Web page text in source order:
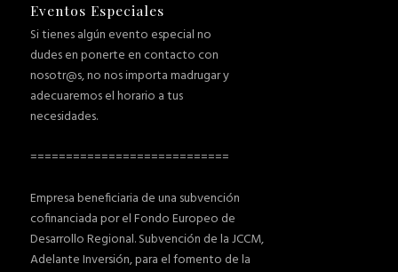
Eventos Especiales
Si tienes algún evento especial no
dudes en ponerte en contacto con
nosotr@s, no nos importa madrugar y
adecuaremos el horario a tus
necesidades.
============================
Empresa beneficiaria de una subvención
cofinanciada por el Fondo Europeo de
Desarrollo Regional. Subvención de la JCCM,
Adelante Inversión, para el fomento de la